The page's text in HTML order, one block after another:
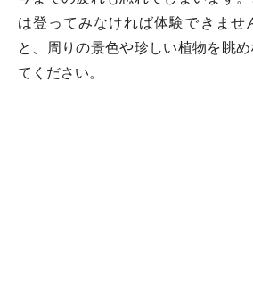
は登ってみなければ体験できませ
と、周りの景色や珍しい植物を眺
てください。